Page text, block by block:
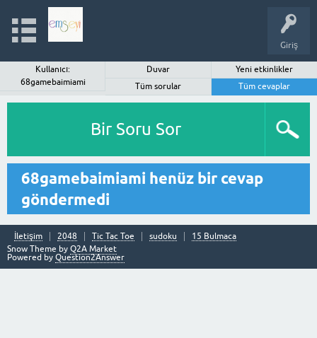
Giriş
Kullanıcı:
68gamebaimiami
Duvar
Yeni etkinlikler
Tüm sorular
Tüm cevaplar
Bir Soru Sor
68gamebaimiami henüz bir cevap
göndermedi
İletişim 2048 Tic Tac Toe sudoku
15 Bulmaca
Snow Theme by Q2A Market
Powered by Question2Answer